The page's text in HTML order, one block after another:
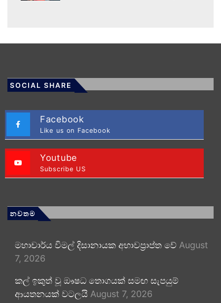
SOCIAL SHARE
Facebook
Like us on Facebook
Youtube
Subscribe US
නවතම
මහාචාර්ය විමල් දිසානායක අභාවප්‍රාප්ත වේ August
7, 2026
කල් ඉකුත් වූ ඖෂධ තොගයක් සමඟ සැපයුම්
ආයතනයක් වටලයි August 7, 2026